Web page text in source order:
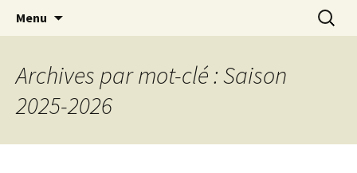
ASCM
Association Sportive et Culturelle de Mionnay
Menu
Archives par mot-clé : Saison
2025-2026